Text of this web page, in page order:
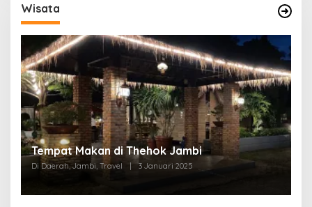
Wisata
Tempat Makan di Thehok Jambi
Di Daerah, Jambi, Travel 3 Januari 2025